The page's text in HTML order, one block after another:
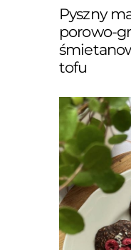
Pyszny
porowo-
tofu